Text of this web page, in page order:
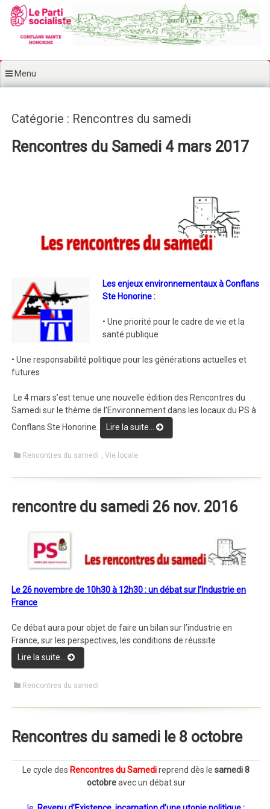
Aller au contenu principal
Menu
Catégorie : Rencontres du samedi
Rencontres du Samedi 4 mars 2017
Les enjeux environnementaux à Conflans
Ste Honorine :
• Une priorité pour le cadre de vie et la
santé publique
• Une responsabilité politique pour les générations actuelles et
futures
Le 4 mars s’est tenue une nouvelle édition des Rencontres du
Samedi sur le thème de l’Environnement dans les locaux du PS à
Conflans Ste Honorine.
Lire la suite…“Rencontres du Samedi 4
mars 2017”
Rencontres du samedi ,Vie locale
rencontre du samedi 26 nov. 2016
Le 26 novembre de 10h30 à 12h30 : un débat sur l’Industrie en
France
Ce débat aura pour objet de faire un bilan sur l’industrie en
France, sur les perspectives, les conditions de réussite
Lire la suite…“rencontre du samedi 26 nov. 2016”
Rencontres du samedi
Rencontres du samedi le 8 octobre
Le cycle des Rencontres du Samedi reprend dès lesamedi 8
octobreavec un débat sur